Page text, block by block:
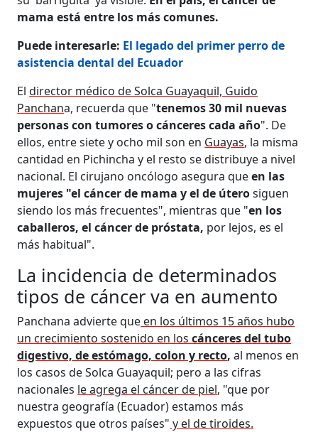
mama está entre los más comunes.
Puede interesarle: El legado del primer perro de
asistencia dental del Ecuador
Eldirector médico de Solca Guayaquil, Guido
Panchana, recuerda que "tenemos 30 mil nuevas
personas con tumores o cánceres cada año". De
ellos, entre siete y ocho mil son en Guayas, la misma
cantidad en Pichincha y el resto se distribuye a nivel
nacional. El cirujano oncólogo asegura queen las
mujeres "el cáncer de mama y el de úterosiguen
siendo los más frecuentes", mientras que "en los
caballeros, el cáncer de próstata, por lejos, es el
más habitual".
La incidencia de determinados
tipos de cáncer va en aumento
Panchana advierte que en los últimos 15 años hubo
un crecimiento sostenido en loscánceres del tubo
digestivo, de estómago, colon y recto, al menos en
los casos de Solca Guayaquil; pero a las cifras
nacionales le agrega el cáncer de piel, "que por
nuestra geografía (Ecuador) estamos más
expuestos que otros países" y el de tiroides.